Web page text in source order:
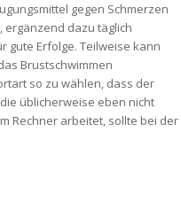
gegen Schmerzen
ergänzend dazu täglich
gute Erfolge. Teilweise kann
Brustschwimmen
so zu wählen, dass der
üblicherweise eben nicht
Rechner arbeitet, sollte bei der